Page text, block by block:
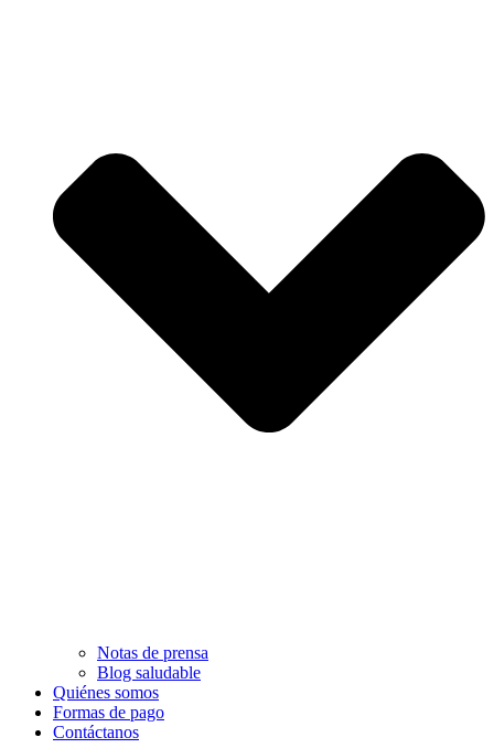
Notas de prensa
Blog saludable
Quiénes somos
Formas de pago
Contáctanos